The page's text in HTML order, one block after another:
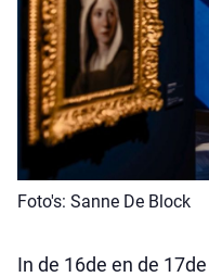
Foto's: Sanne De Block
In de 16de en de